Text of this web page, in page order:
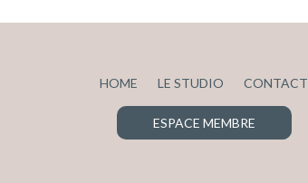
HOME LE STUDIO CONTACT
ESPACE MEMBRE